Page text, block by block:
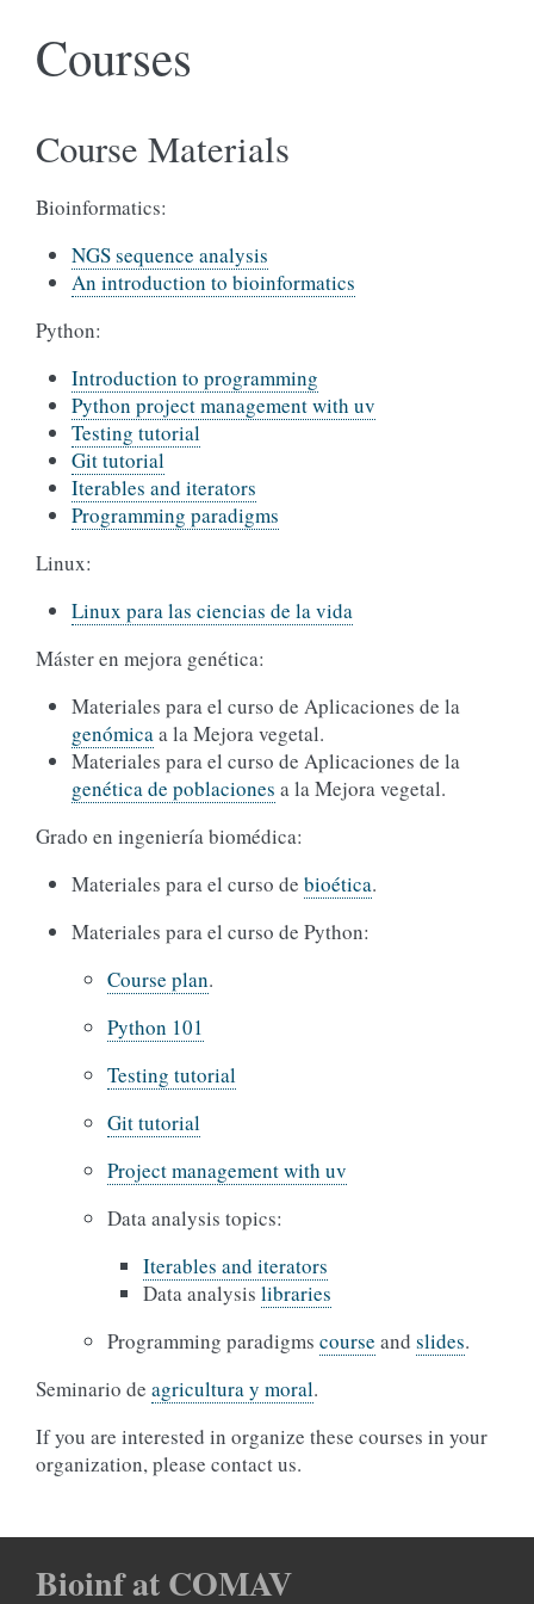
Courses
Course Materials
Bioinformatics:
NGS sequence analysis
An introduction to bioinformatics
Python:
Introduction to programming
Python project management with uv
Testing tutorial
Git tutorial
Iterables and iterators
Programming paradigms
Linux:
Linux para las ciencias de la vida
Máster en mejora genética:
Materiales para el curso de Aplicaciones de la
genómicaa la Mejora vegetal.
Materiales para el curso de Aplicaciones de la
genética de poblaciones a la Mejora vegetal.
Grado en ingeniería biomédica:
Materiales para el curso de bioética.
Materiales para el curso de Python:
Course plan.
Python 101
Testing tutorial
Git tutorial
Project management with uv
Data analysis topics:
Iterables and iterators
Data analysis libraries
Programming paradigms course and slides.
Seminario de agricultura y moral.
If you are interested in organize these courses in your
organization, please contact us.
Bioinf at COMAV